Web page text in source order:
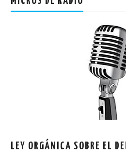
LEY ORGÁNICA SOBRE EL